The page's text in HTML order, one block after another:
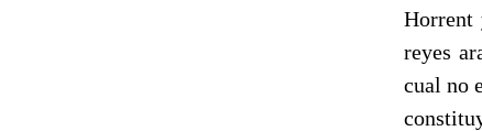
reyes
cual no